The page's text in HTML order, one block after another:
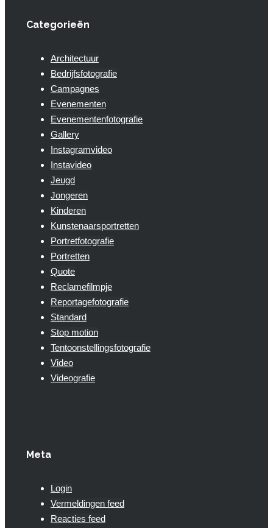
Categorieën
Architectuur
Bedrijfsfotografie
Campagnes
Evenementen
Evenementenfotografie
Gallery
Instagramvideo
Instavideo
Jeugd
Jongeren
Kinderen
Kunstenaarsportretten
Portretfotografie
Portretten
Quote
Reclamefilmpje
Reportagefotografie
Standard
Stop motion
Tentoonstellingsfotografie
Video
Videografie
Meta
Login
Vermeldingen feed
Reacties feed